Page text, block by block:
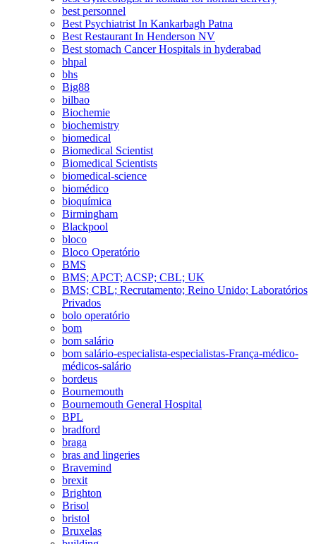
best personnel
Best Psychiatrist In Kankarbagh Patna
Best Restaurant In Henderson NV
Best stomach Cancer Hospitals in hyderabad
bhpal
bhs
Big88
bilbao
Biochemie
biochemistry
biomedical
Biomedical Scientist
Biomedical Scientists
biomedical-science
biomédico
bioquímica
Birmingham
Blackpool
bloco
Bloco Operatório
BMS
BMS; APCT; ACSP; CBL; UK
BMS; CBL; Recrutamento; Reino Unido; Laboratórios
Privados
bolo operatório
bom
bom salário
bom salário-especialista-especialistas-França-médico-
médicos-salário
bordeus
Bournemouth
Bournemouth General Hospital
BPL
bradford
braga
bras and lingeries
Bravemind
brexit
Brighton
Brisol
bristol
Bruxelas